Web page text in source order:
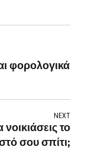
φορολογικά
NEXT
το
σου σπίτι;